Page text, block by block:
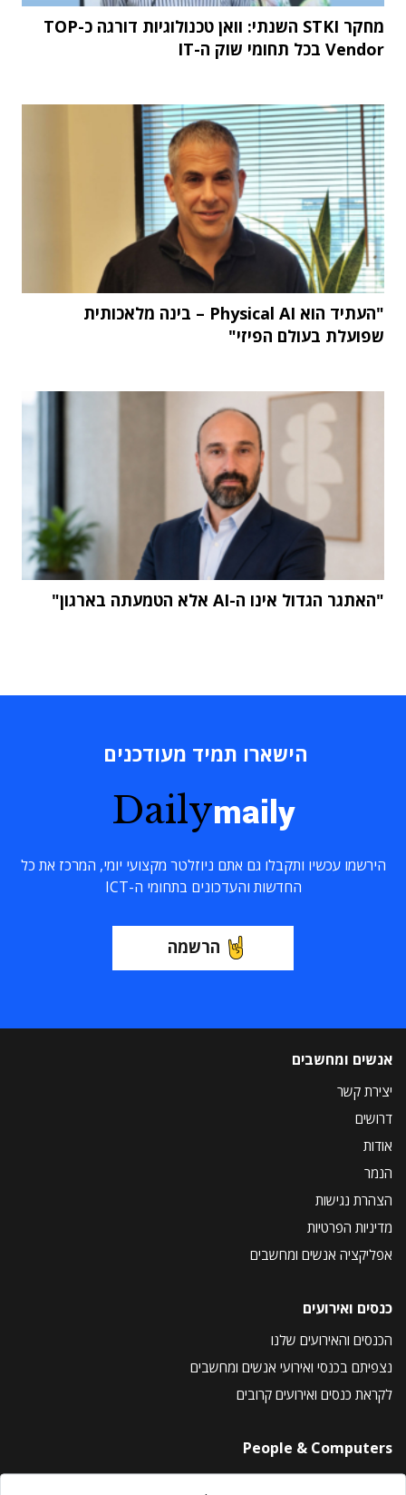
מחקר STKI השנתי: וואן טכנולוגיות דורגה כ-TOP
Vendor בכל תחומי שוק ה-IT
"העתיד הוא Physical AI – בינה מלאכותית
שפועלת בעולם הפיזי"
"האתגר הגדול אינו ה-AI אלא הטמעתה בארגון"
הישארו תמיד מעודכנים
Dailymaily
הירשמו עכשיו ותקבלו גם אתם ניוזלטר מקצועי יומי, המרכז את כל
החדשות והעדכונים בתחומי ה-ICT
הרשמה
אנשים ומחשבים
יצירת קשר
דרושים
אודות
הנמר
הצהרת נגישות
מדיניות הפרטיות
אפליקציה אנשים ומחשבים
כנסים ואירועים
הכנסים והאירועים שלנו
נצפיתם בכנסי ואירועי אנשים ומחשבים
לקראת כנסים ואירועים קרובים
People & Computers
About Us